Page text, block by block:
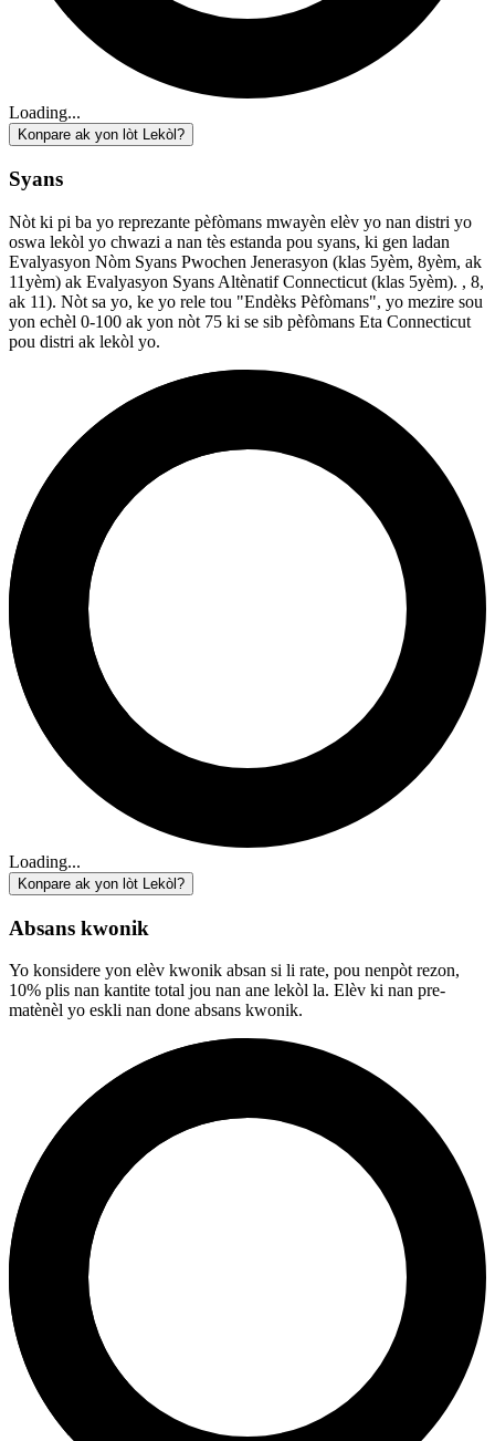
Loading...
Konpare ak yon lòt Lekòl?
Syans
Nòt ki pi ba yo reprezante pèfòmans mwayèn elèv yo nan distri yo
oswa lekòl yo chwazi a nan tès estanda pou syans, ki gen ladan
Evalyasyon Nòm Syans Pwochen Jenerasyon (klas 5yèm, 8yèm, ak
11yèm) ak Evalyasyon Syans Altènatif Connecticut (klas 5yèm). , 8,
ak 11). Nòt sa yo, ke yo rele tou "Endèks Pèfòmans", yo mezire sou
yon echèl 0-100 ak yon nòt 75 ki se sib pèfòmans Eta Connecticut
pou distri ak lekòl yo.
Loading...
Konpare ak yon lòt Lekòl?
Absans kwonik
Yo konsidere yon elèv kwonik absan si li rate, pou nenpòt rezon,
10% plis nan kantite total jou nan ane lekòl la. Elèv ki nan pre-
matènèl yo eskli nan done absans kwonik.